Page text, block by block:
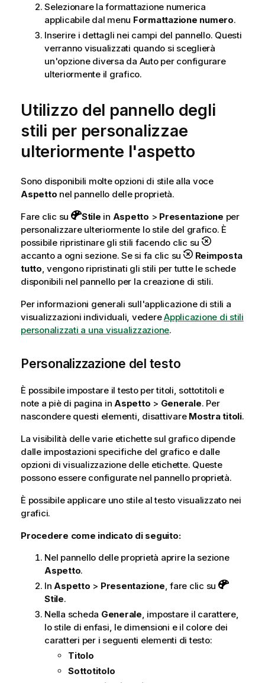
Selezionare la formattazione numerica
applicabile dal menu Formattazione numero.
Inserire i dettagli nei campi del pannello. Questi
verranno visualizzati quando si sceglierà
un'opzione diversa da Auto per configurare
ulteriormente il grafico.
Utilizzo del pannello degli
stili per personalizzae
ulteriormente l'aspetto
Sono disponibili molte opzioni di stile alla voce
Aspetto nel pannello delle proprietà.
Fare clic su
Stile in Aspetto > Presentazione per
personalizzare ulteriormente lo stile del grafico. È
possibile ripristinare gli stili facendo clic su
accanto a ogni sezione. Se si fa clic su
Reimposta
tutto, vengono ripristinati gli stili per tutte le schede
disponibili nel pannello per la creazione di stili.
Per informazioni generali sull'applicazione di stili a
visualizzazioni individuali, vedereApplicazione di stili
personalizzati a una visualizzazione.
Personalizzazione del testo
È possibile impostare il testo per titoli, sottotitoli e
note a piè di pagina in Aspetto > Generale. Per
nascondere questi elementi, disattivare Mostra titoli.
La visibilità delle varie etichette sul grafico dipende
dalle impostazioni specifiche del grafico e dalle
opzioni di visualizzazione delle etichette. Queste
possono essere configurate nel pannello proprietà.
È possibile applicare uno stile al testo visualizzato nei
grafici.
Procedere come indicato di seguito:
Nel pannello delle proprietà aprire la sezione
Aspetto.
InAspetto > Presentazione, fare clic su
Stile.
Nella scheda Generale, impostare il carattere,
lo stile di enfasi, le dimensioni e il colore dei
caratteri per i seguenti elementi di testo:
Titolo
Sottotitolo